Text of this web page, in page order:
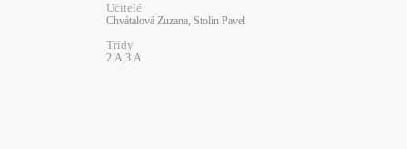
Učitelé
Chvátalová Zuzana, Stolín Pavel
Třídy
2.A,3.A